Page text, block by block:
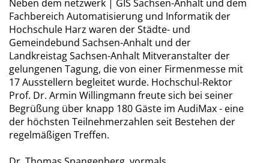
Neben dem netzwerk | GIS Sachsen-Anhalt und dem
Fachbereich Automatisierung und Informatik der
Hochschule Harz waren der Städte- und
Gemeindebund Sachsen-Anhalt und der
Landkreistag Sachsen-Anhalt Mitveranstalter der
gelungenen Tagung, die von einer Firmenmesse mit
17 Ausstellern begleitet wurde. Hochschul-Rektor
Prof. Dr. Armin Willingmann freute sich bei seiner
Begrüßung über knapp 180 Gäste im AudiMax - eine
der höchsten Teilnehmerzahlen seit Bestehen der
regelmäßigen Treffen.